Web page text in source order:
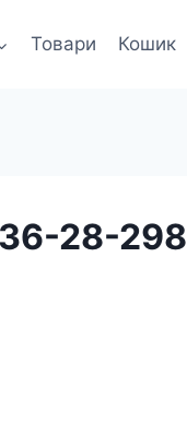
Товари Кошик
28-298